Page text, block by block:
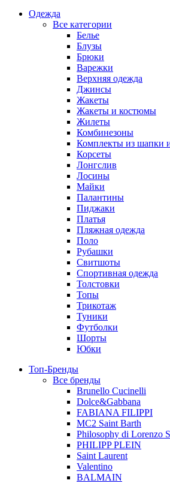
Одежда
Все категории
Белье
Блузы
Брюки
Варежки
Верхняя одежда
Джинсы
Жакеты
Жакеты и костюмы
Жилеты
Комбинезоны
Комплекты из шапки
Корсеты
Лонгслив
Лосины
Майки
Палантины
Пиджаки
Платья
Пляжная одежда
Поло
Рубашки
Свитшоты
Спортивная одежда
Толстовки
Топы
Трикотаж
Туники
Футболки
Шорты
Юбки
Топ-Бренды
Все бренды
Brunello Cucinelli
Dolce&Gabbana
FABIANA FILIPPI
MC2 Saint Barth
Philosophy di Lorenzo
PHILIPP PLEIN
Saint Laurent
Valentino
BALMAIN